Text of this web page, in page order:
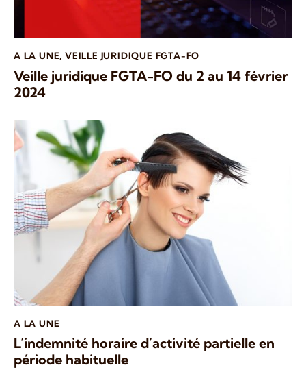
A LA UNE,VEILLE JURIDIQUE FGTA-FO
Veille juridique FGTA-FO du 2 au 14 février
2024
A LA UNE
L’indemnité horaire d’activité partielle en
période habituelle